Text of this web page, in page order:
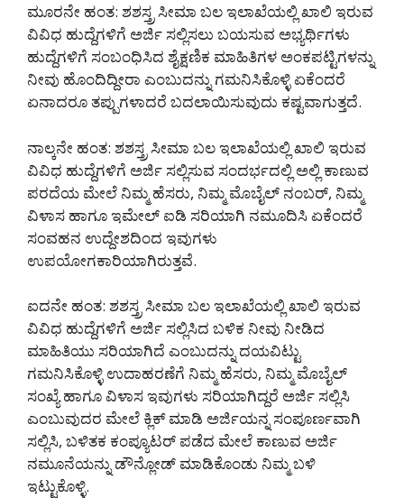
ಮೂರನೇ ಹಂತ: ಶಶಸ್ತ್ರ ಸೀಮಾ ಬಲ ಇಲಾಖೆಯಲ್ಲಿ ಖಾಲಿ ಇರುವ
ವಿವಿಧ ಹುದ್ದೆಗಳಿಗೆ ಅರ್ಜಿ ಸಲ್ಲಿಸಲು ಬಯಸುವ ಅಭ್ಯರ್ಥಿಗಳು
ಹುದ್ದೆಗಳಿಗೆ ಸಂಬಂಧಿಸಿದ ಶೈಕ್ಷಣಿಕ ಮಾಹಿತಿಗಳ ಅಂಕಪಟ್ಟಿಗಳನ್ನು
ನೀವು ಹೊಂದಿದ್ದೀರಾ ಎಂಬುದನ್ನು ಗಮನಿಸಿಕೊಳ್ಳಿ ಏಕೆಂದರೆ
ಏನಾದರೂ ತಪ್ಪುಗಳಾದರೆ ಬದಲಾಯಿಸುವುದು ಕಷ್ಟವಾಗುತ್ತದೆ.
ನಾಲ್ಕನೇ ಹಂತ: ಶಶಸ್ತ್ರ ಸೀಮಾ ಬಲ ಇಲಾಖೆಯಲ್ಲಿ ಖಾಲಿ ಇರುವ
ವಿವಿಧ ಹುದ್ದೆಗಳಿಗೆ ಅರ್ಜಿ ಸಲ್ಲಿಸುವ ಸಂದರ್ಭದಲ್ಲಿ ಅಲ್ಲಿ ಕಾಣುವ
ಪರದೆಯ ಮೇಲೆ ನಿಮ್ಮ ಹೆಸರು, ನಿಮ್ಮ ಮೊಬೈಲ್ ನಂಬರ್, ನಿಮ್ಮ
ವಿಳಾಸ ಹಾಗೂ ಇಮೇಲ್ ಐಡಿ ಸರಿಯಾಗಿ ನಮೂದಿಸಿ ಏಕೆಂದರೆ
ಸಂವಹನ ಉದ್ದೇಶದಿಂದ ಇವುಗಳು
ಉಪಯೋಗಕಾರಿಯಾಗಿರುತ್ತವೆ.
ಐದನೇ ಹಂತ: ಶಶಸ್ತ್ರ ಸೀಮಾ ಬಲ ಇಲಾಖೆಯಲ್ಲಿ ಖಾಲಿ ಇರುವ
ವಿವಿಧ ಹುದ್ದೆಗಳಿಗೆ ಅರ್ಜಿ ಸಲ್ಲಿಸಿದ ಬಳಿಕ ನೀವು ನೀಡಿದ
ಮಾಹಿತಿಯು ಸರಿಯಾಗಿದೆ ಎಂಬುದನ್ನು ದಯವಿಟ್ಟು
ಗಮನಿಸಿಕೊಳ್ಳಿ ಉದಾಹರಣೆಗೆ ನಿಮ್ಮ ಹೆಸರು, ನಿಮ್ಮ ಮೊಬೈಲ್
ಸಂಖ್ಯೆ ಹಾಗೂ ವಿಳಾಸ ಇವುಗಳು ಸರಿಯಾಗಿದ್ದರೆ ಅರ್ಜಿ ಸಲ್ಲಿಸಿ
ಎಂಬುವುದರ ಮೇಲೆ ಕ್ಲಿಕ್ ಮಾಡಿ ಅರ್ಜಿಯನ್ನ ಸಂಪೂರ್ಣವಾಗಿ
ಸಲ್ಲಿಸಿ, ಬಳಿತಕ ಕಂಪ್ಯೂಟರ್ ಪಡೆದ ಮೇಲೆ ಕಾಣುವ ಅರ್ಜಿ
ನಮೂನೆಯನ್ನು ಡೌನ್ಲೋಡ್ ಮಾಡಿಕೊಂಡು ನಿಮ್ಮ ಬಳಿ
ಇಟ್ಟುಕೊಳ್ಳಿ.